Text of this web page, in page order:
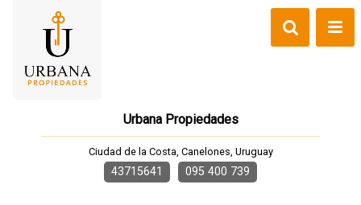
Urbana Propiedades
Ciudad de la Costa, Canelones, Uruguay
43715641 095 400 739